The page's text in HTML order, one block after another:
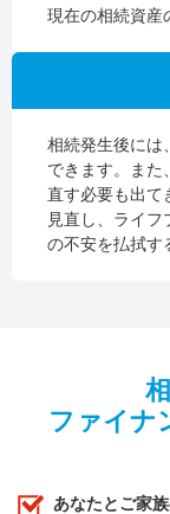
現在の相続資産
相続発生後には
できます。また
直す必要も出て
見直し、ライ
の不安を払拭す
ファイナ
あなたとご家